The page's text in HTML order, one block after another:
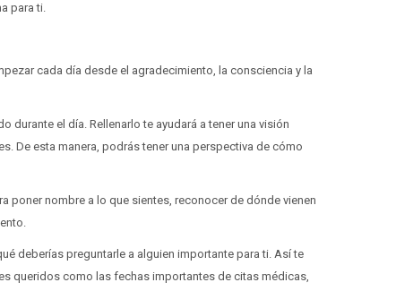
para ti.
cada día desde el agradecimiento, la consciencia y la
el día. Rellenarlo te ayudará a tener una visión
De esta manera, podrás tener una perspectiva de cómo
nombre a lo que sientes, reconocer de dónde vienen
deberías preguntarle a alguien importante para ti. Así te
queridos como las fechas importantes de citas médicas,